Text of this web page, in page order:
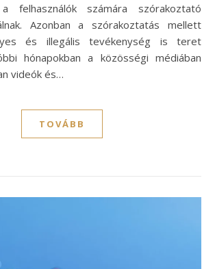
felhasználók számára szórakoztató
Azonban a szórakoztatás mellett
és illegális tevékenység is teret
hónapokban a közösségi médiában
videók és…
TOVÁBB